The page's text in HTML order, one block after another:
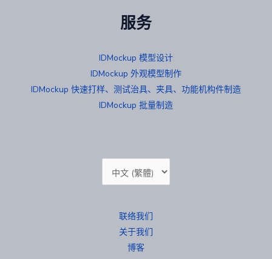
服务
IDMockup 模型设计
IDMockup 外观模型制作
IDMockup 快速打样、测试治具、夹具、功能机构件制造
IDMockup 批量制造
择
联络我们
关于我们
博客